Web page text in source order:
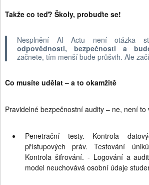
Takže co teď? Školy, probuďte se!
Nesplnění AI Actu není otázka
odpovědnosti, bezpečnosti a
začnete, tím menší bude průšvih. Ale
Co musíte udělat – a to okamžitě
Pravidelné bezpečnostní audity – ne, není to
Penetrační testy. Kontrola
přístupových práv. Testování
Kontrola šifrování. - Logování a
model neuchovává osobní údaje